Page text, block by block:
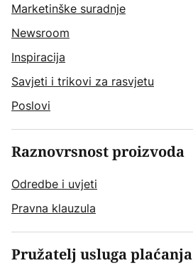
Marketinške suradnje
Newsroom
Inspiracija
Savjeti i trikovi za rasvjetu
Poslovi
Raznovrsnost proizvoda
Odredbe i uvjeti
Pravna klauzula
Pružatelj usluga plaćanja